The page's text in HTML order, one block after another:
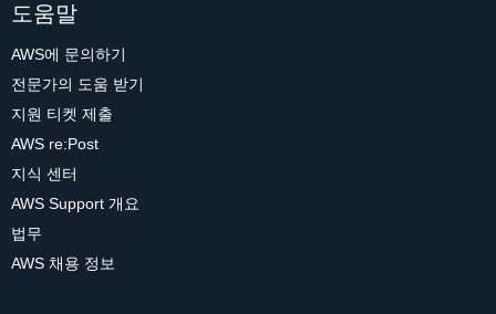
도움말
AWS에 문의하기
전문가의 도움 받기
지원 티켓 제출
AWS re:Post
지식 센터
AWS Support 개요
법무
AWS 채용 정보